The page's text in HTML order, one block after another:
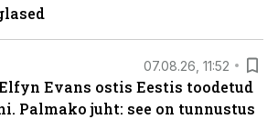
07.08.26, 11:52
Evans ostis Eestis toodetud
Palmako juht: see on tunnustus